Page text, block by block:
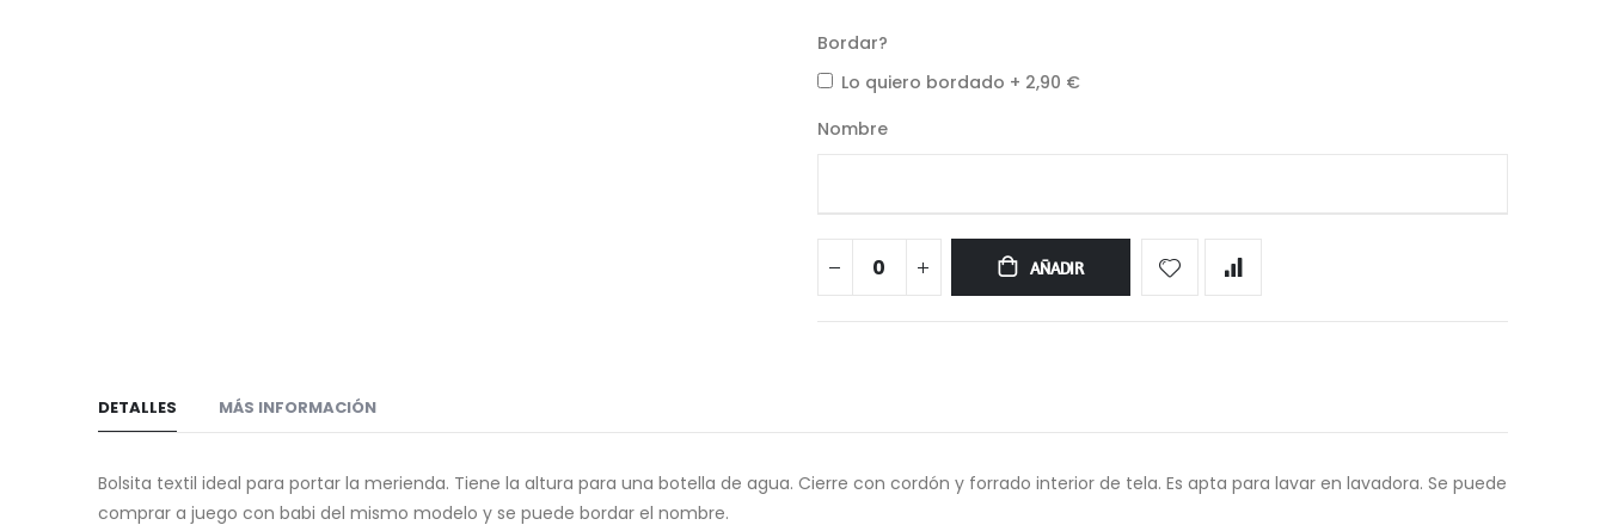
Bordar?
Lo quiero bordado + 2,90 €
Nombre
AÑADIR
DETALLES
Bolsita textil ideal para portar la merienda. Tiene la altura para una botella de agua. Cierre con cordón y forrado interior de tela. Es apta para lavar en lavadora. Se puede
comprar a juego con babi del mismo modelo y se puede bordar el nombre.
MÁS INFORMACIÓN